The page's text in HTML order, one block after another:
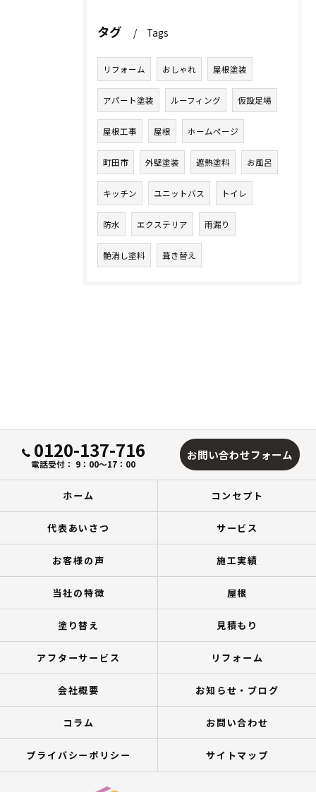
タグ Tags
リフォーム おしゃれ 屋根塗装
アパート塗装 ルーフィング 仮設足場
屋根工事 屋根 ホームページ
町田市 外壁塗装 遮熱塗料 お風呂
キッチン ユニットバス トイレ
防水 エクステリア 雨漏り
艶消し塗料 葺き替え
0120-137-716
電話受付： 9：00～17：00
お問い合わせフォーム
ホーム コンセプト
代表あいさつ サービス
お客様の声 施工実績
当社の特徴 屋根
塗り替え 見積もり
アフターサービス リフォーム
会社概要 お知らせ・ブログ
コラム お問い合わせ
プライバシーポリシー サイトマップ